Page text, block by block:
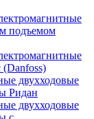
подъемом
двухходовые
Ридан
двухходовые